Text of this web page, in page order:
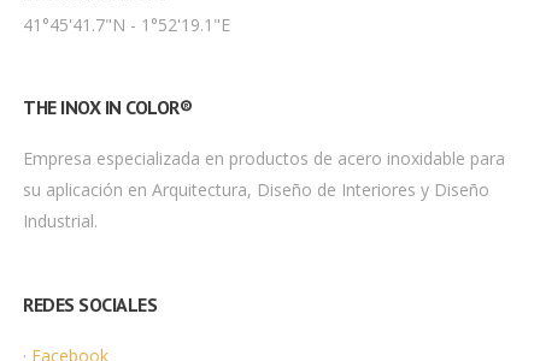
41°45'41.7"N - 1°52'19.1"E
THE INOX IN COLOR®
Empresa especializada en productos de acero inoxidable para
su aplicación en Arquitectura, Diseño de Interiores y Diseño
Industrial.
REDES SOCIALES
· Facebook